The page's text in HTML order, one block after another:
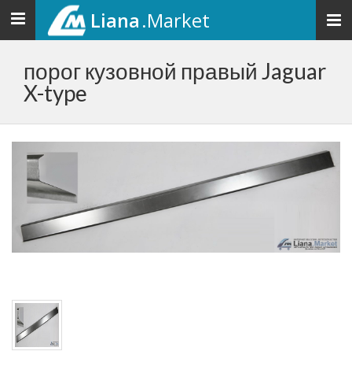
Toggle
navigation
Liana.Market
порог кузовной правый Jaguar
X-type